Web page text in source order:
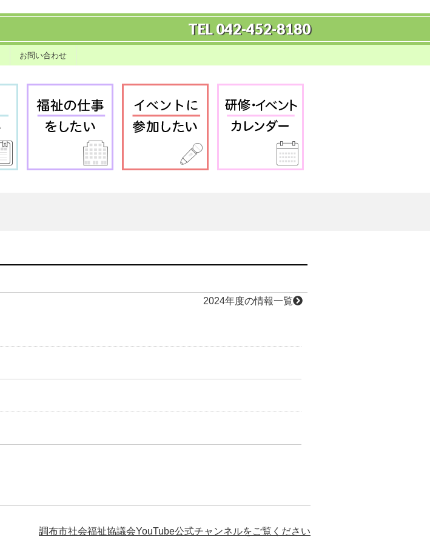
TEL 042-452-8180
お問い合わせ
2024年度の情報一覧
調布市社会福祉協議会YouTube公式チャンネルをご覧ください